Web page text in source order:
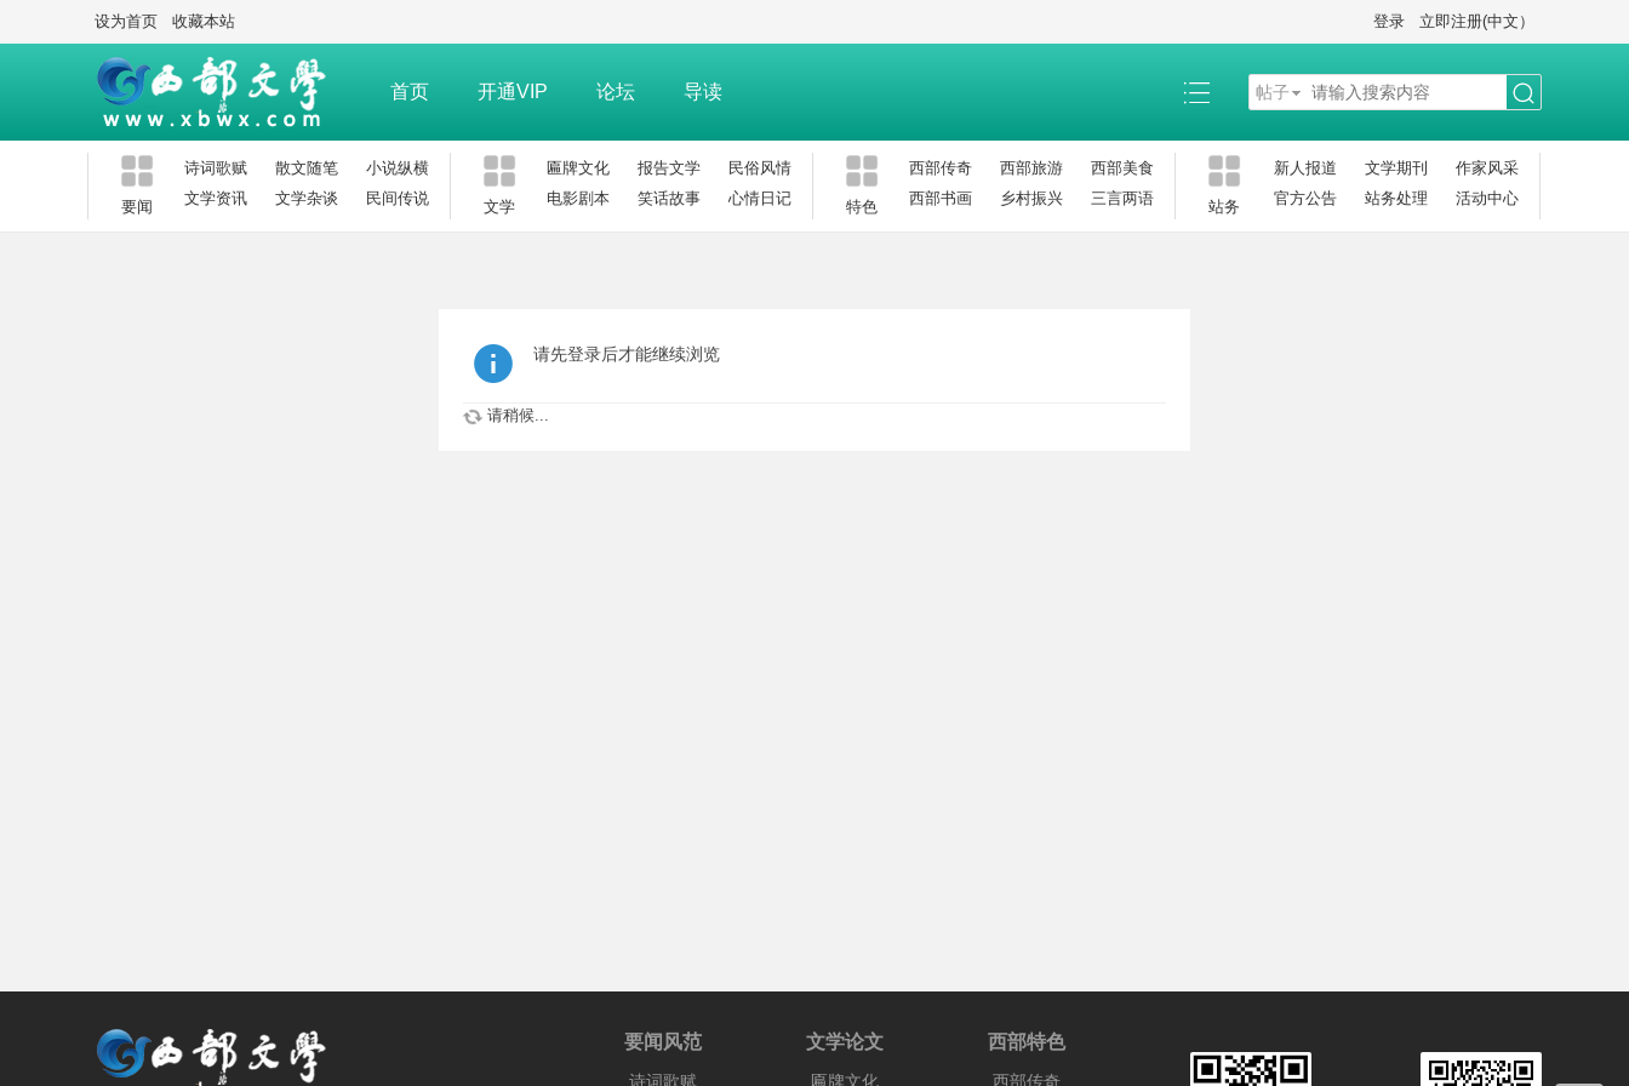
设为首页 收藏本站 登录 立即注册(中文）
首页 开通VIP 论坛 导读 帖子
要闻
诗词歌赋 散文随笔
小说纵横
文学资讯
文学杂谈 民间传说 文学
匾牌文化 报告文学
民俗风情
电影剧本
笑话故事 心情日记 特色
西部传奇 西部旅游
西部美食
西部书画
乡村振兴 三言两语 站务
新人报道 文学期刊
作家风采
官方公告
站务处理 活动中心
请先登录后才能继续浏览
请稍候...
要闻风范
诗词歌赋
文学论文
匾牌文化
西部特色
西部传奇